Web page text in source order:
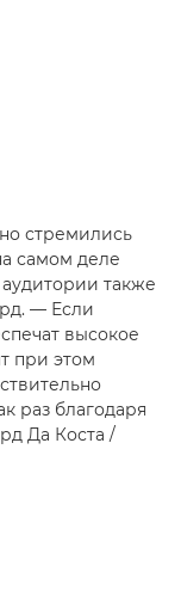
стремились
самом деле
также
— Если
высокое
при этом
раз благодаря
Да Коста /